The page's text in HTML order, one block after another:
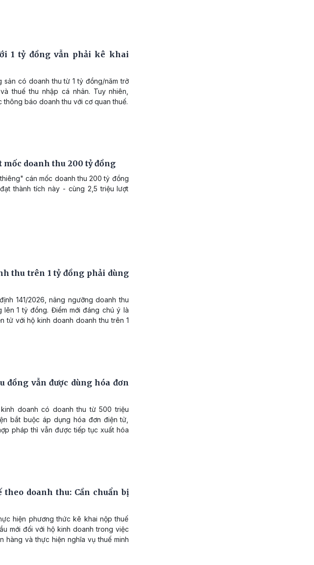
1 tỷ đồng vẫn phải kê khai
có doanh thu từ 1 tỷ đồng/năm trở
thuế thu nhập cá nhân. Tuy nhiên,
báo doanh thu với cơ quan thuế.
doanh thu 200 tỷ đồng
cán mốc doanh thu 200 tỷ đồng
thành tích này - cùng 2,5 triệu lượt
thu trên 1 tỷ đồng phải dùng
141/2026, nâng ngưỡng doanh thu
1 tỷ đồng. Điểm mới đáng chú ý là
tử với hộ kinh doanh doanh thu trên 1
đồng vẫn được dùng hóa đơn
doanh có doanh thu từ 500 triệu
bắt buộc áp dụng hóa đơn điện tử,
pháp thì vẫn được tiếp tục xuất hóa
doanh thu: Cần chuẩn bị
hiện phương thức kê khai nộp thuế
mới đối với hộ kinh doanh trong việc
hàng và thực hiện nghĩa vụ thuế minh